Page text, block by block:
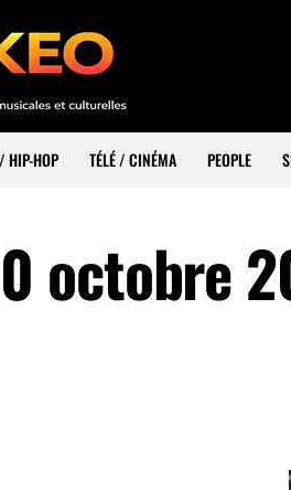
HIP-HOP TÉLÉ / CINÉMA PEOPLE
octobre